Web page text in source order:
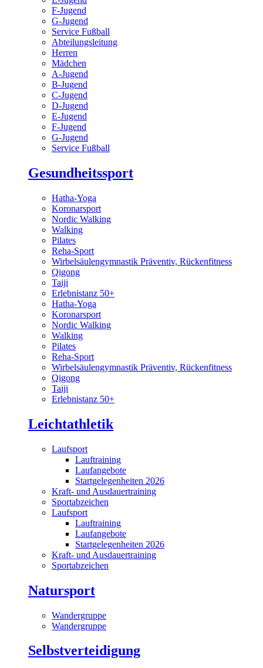
F-Jugend
G-Jugend
Service Fußball
Abteilungsleitung
Herren
Mädchen
A-Jugend
B-Jugend
C-Jugend
D-Jugend
E-Jugend
F-Jugend
G-Jugend
Service Fußball
Gesundheitssport
Hatha-Yoga
Koronarsport
Nordic Walking
Walking
Pilates
Reha-Sport
Wirbelsäulengymnastik Präventiv, Rückenfitness
Qigong
Taiji
Erlebnistanz 50+
Hatha-Yoga
Koronarsport
Nordic Walking
Walking
Pilates
Reha-Sport
Wirbelsäulengymnastik Präventiv, Rückenfitness
Qigong
Taiji
Erlebnistanz 50+
Leichtathletik
Laufsport
Lauftraining
Laufangebote
Startgelegenheiten 2026
Kraft- und Ausdauertraining
Sportabzeichen
Laufsport
Lauftraining
Laufangebote
Startgelegenheiten 2026
Kraft- und Ausdauertraining
Sportabzeichen
Natursport
Wandergruppe
Wandergruppe
Selbstverteidigung